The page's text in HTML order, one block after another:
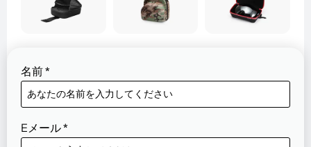
名前*
Eメール*